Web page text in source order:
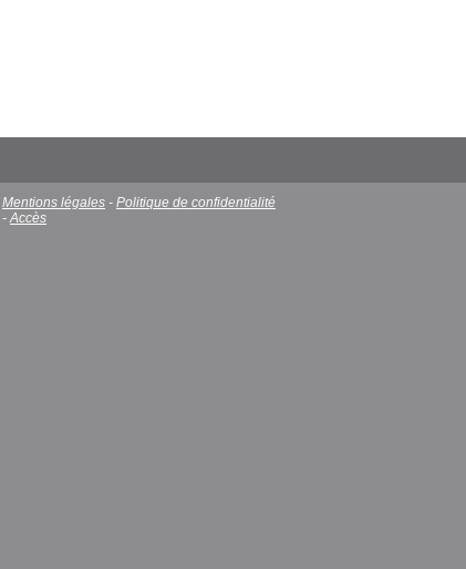
Mentions légales - Politique de confidentialité
-Accès